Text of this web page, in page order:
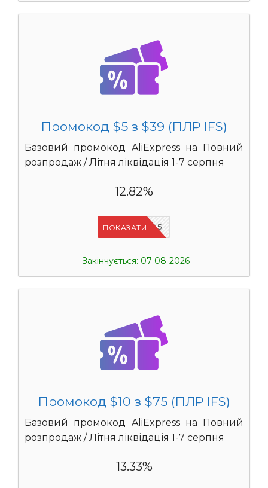
Промокод $5 з $39 (ПЛР IFS)
Базовий промокод AliExpress на Повний
розпродаж / Літня ліквідація 1-7 серпня
12.82%
IFSCDUA5
ПОКАЗАТИ
Закінчується: 07-08-2026
Промокод $10 з $75 (ПЛР IFS)
Базовий промокод AliExpress на Повний
розпродаж / Літня ліквідація 1-7 серпня
13.33%